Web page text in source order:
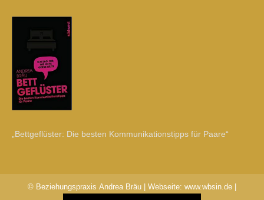
„Bettgeflüster: Die besten Kommunikationstipps für Paare“
© Beziehungspraxis Andrea Bräu | Webseite: www.wbsin.de